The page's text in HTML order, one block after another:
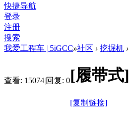
快捷导航
登录
注册
搜索
我爱工程车 | 5iGCC»社区 › 挖掘机 ›
查看: 15074|回复: 0[履带式]
[复制链接]